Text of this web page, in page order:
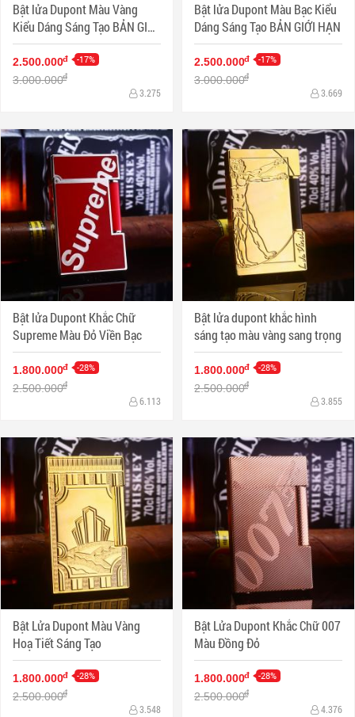
Bật lửa Dupont Màu Vàng
Kiểu Dáng Sáng Tạo BẢN GIỚI
HẠN
2.500.000đ -17%
3.000.000đ
3.275
Bật lửa Dupont Màu Bạc Kiểu
Dáng Sáng Tạo BẢN GIỚI HẠN
2.500.000đ -17%
3.000.000đ
3.669
Bật lửa Dupont Khắc Chữ
Supreme Màu Đỏ Viền Bạc
1.800.000đ -28%
2.500.000đ
6.113
Bật lửa dupont khắc hình
sáng tạo màu vàng sang trọng
1.800.000đ -28%
2.500.000đ
3.855
Bật Lửa Dupont Màu Vàng
Hoạ Tiết Sáng Tạo
1.800.000đ -28%
2.500.000đ
3.548
Bật Lửa Dupont Khắc Chữ 007
Màu Đồng Đỏ
1.800.000đ -28%
2.500.000đ
4.376